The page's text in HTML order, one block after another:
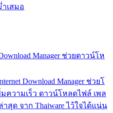
เสมอ
Manager ช่วยดาวน์โห
Download Manager ช่วยโ
ความเร็ว ดาวน์โหลดไฟล์ เพล
สุด จาก Thaiware ไว้ใจได้แน่น